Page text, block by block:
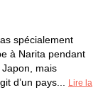
spécialement
à Narita pendant
mais
d’un pays...
Lire la